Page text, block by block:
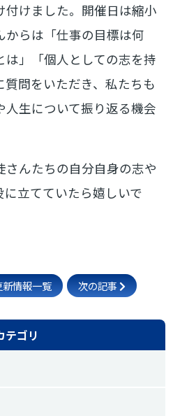
付けました。開催日は縮小
からは「仕事の目標は何
」「個人としての志を持
問をいただき、私たちも
生について振り返る機会
んたちの自分自身の志や
立てていたら嬉しいで
新情報一覧 次の記事
テゴリ